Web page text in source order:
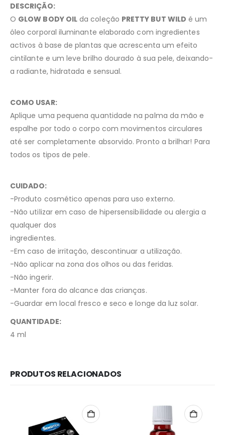
DESCRIÇÃO:
O GLOW BODY OIL da coleção PRETTY BUT WILD é um
óleo corporal iluminante elaborado com ingredientes
activos à base de plantas que acrescenta um efeito
cintilante e um leve brilho dourado à sua pele, deixando-
a radiante, hidratada e sensual.
COMO USAR:
Aplique uma pequena quantidade na palma da mão e
espalhe por todo o corpo com movimentos circulares
até ser completamente absorvido. Pronto a brilhar! Para
todos os tipos de pele.
CUIDADO:
-Produto cosmético apenas para uso externo.
-Não utilizar em caso de hipersensibilidade ou alergia a
qualquer dos
ingredientes.
-Em caso de irritação, descontinuar a utilização.
-Não aplicar na zona dos olhos ou das feridas.
-Não ingerir.
-Manter fora do alcance das crianças.
-Guardar em local fresco e seco e longe da luz solar.
QUANTIDADE:
4 ml
PRODUTOS RELACIONADOS
Redes Sociais